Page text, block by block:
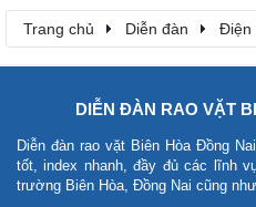
Trang chủ Diễn đàn Điện
DIỄN ĐÀN RAO VẶT
Diễn đàn rao vặt Biên Hòa Đồng Nai
tốt, index nhanh, đầy đủ các lĩnh
trường Biên Hòa, Đồng Nai cũng